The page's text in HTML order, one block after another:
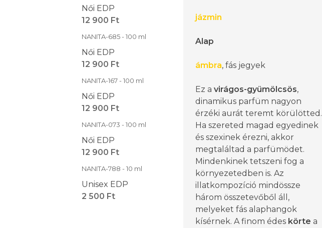
Női EDP
12 900 Ft
NANITA-685 - 100 ml
Női EDP
12 900 Ft
NANITA-167 - 100 ml
Női EDP
12 900 Ft
NANITA-073 - 100 ml
Női EDP
12 900 Ft
NANITA-788 - 10 ml
Unisex EDP
2 500 Ft
jázmin
Alap
ámbra, fás jegyek
Ez a virágos-gyümölcsös,
dinamikus parfüm nagyon
érzéki aurát teremt körülötted.
Ha szereted magad egyedinek
és szexinek érezni, akkor
megtaláltad a parfümödet.
Mindenkinek tetszeni fog a
környezetedben is. Az
illatkompozíció mindössze
három összetevőből áll,
melyeket fás alaphangok
kísérnek. A finom édes körte a